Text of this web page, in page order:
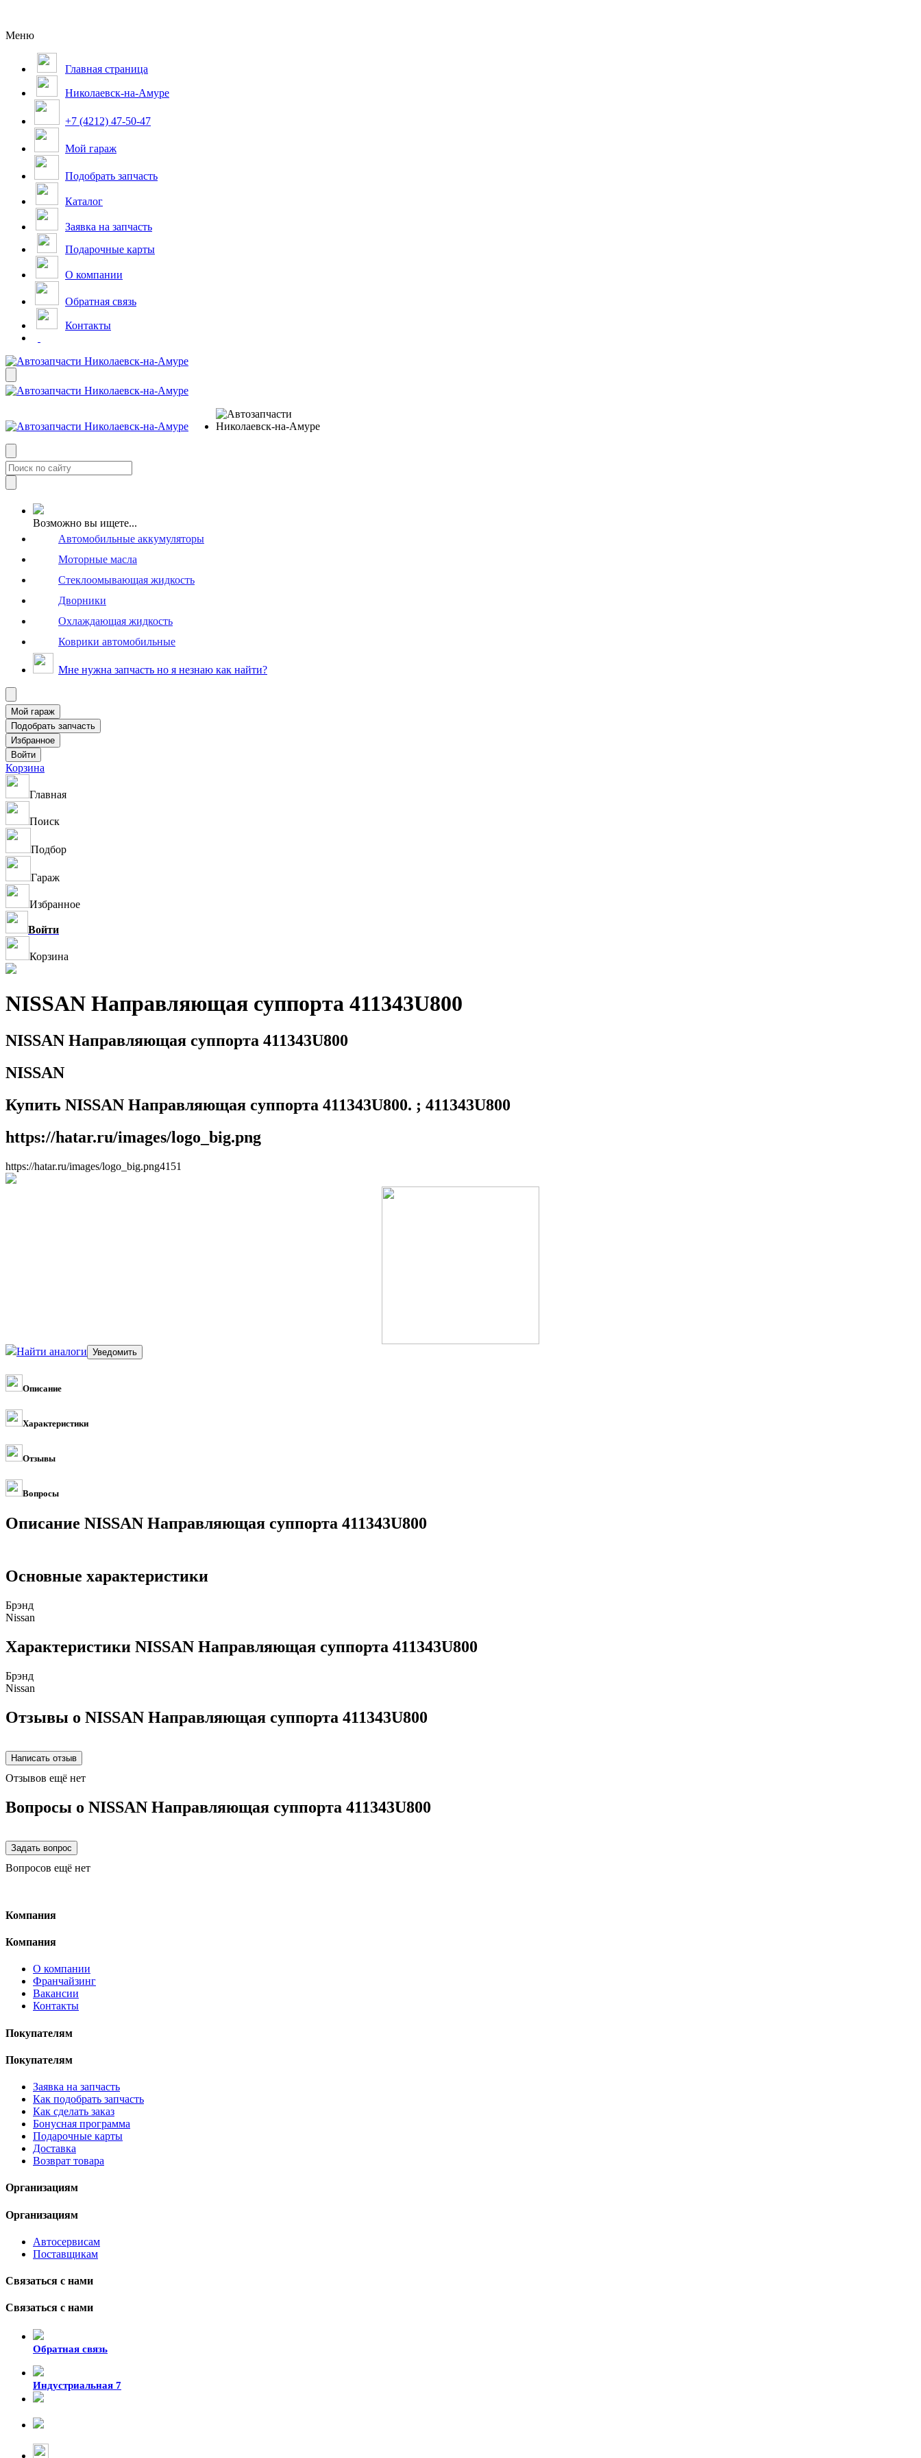
Меню
Главная страница
Николаевск-на-Амуре
+7 (4212) 47-50-47
Мой гараж
Подобрать запчасть
Каталог
Заявка на запчасть
Подарочные карты
О компании
Обратная связь
Контакты
Возможно вы ищете...
Автомобильные аккумуляторы
Моторные масла
Стеклоомывающая жидкость
Дворники
Охлаждающая жидкость
Коврики автомобильные
Мне нужна запчасть но я незнаю как найти?
Корзина
Главная
Поиск
Подбор
Гараж
Избранное
Войти
Корзина
NISSAN Направляющая суппорта 411343U800
NISSAN Направляющая суппорта 411343U800
NISSAN
Купить NISSAN Направляющая суппорта 411343U800. ; 411343U800
https://hatar.ru/images/logo_big.png
https://hatar.ru/images/logo_big.png41 51
Найти аналоги
Описание
Характеристики
Отзывы
Вопросы
Описание NISSAN Направляющая суппорта 411343U800
Основные характеристики
Брэнд
Nissan
Характеристики NISSAN Направляющая суппорта 411343U800
Брэнд
Nissan
Отзывы о NISSAN Направляющая суппорта 411343U800
Отзывов ещё нет
Вопросы о NISSAN Направляющая суппорта 411343U800
Вопросов ещё нет
Компания
Компания
О компании
Франчайзинг
Вакансии
Контакты
Покупателям
Покупателям
Заявка на запчасть
Как подобрать запчасть
Как сделать заказ
Бонусная программа
Подарочные карты
Доставка
Возврат товара
Организациям
Организациям
Автосервисам
Поставщикам
Связаться с нами
Связаться с нами
Обратная связь
Индустриальная 7